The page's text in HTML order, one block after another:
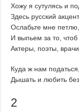
Хожу я сутулясь и
Здесь русский
Ослабьте мне
И выпьем за то,
Актеры, поэты,
Куда ж нам
Дышать и любить
2